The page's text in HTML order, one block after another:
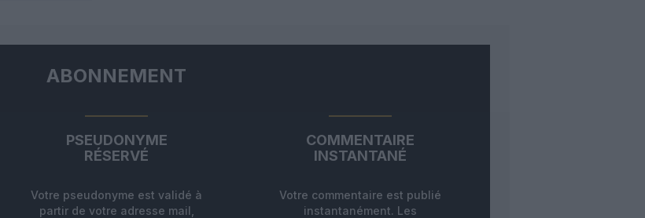
ABONNEMENT
PSEUDONYME
RÉSERVÉ
Votre pseudonyme est validé à
partir de votre adresse mail,
COMMENTAIRE
INSTANTANÉ
Votre commentaire est publié
instantanément. Les